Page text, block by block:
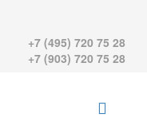
+7 (495) 720 75 28
+7 (903) 720 75 28